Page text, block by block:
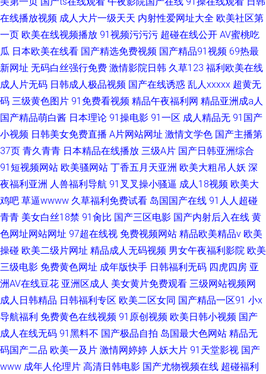
在线播放视频 成人大片一级天天 内射性爱网址大全 欧美社区第
一页 欧美在线视频播放 91视频污污污 超碰在线公开 AV蜜桃吃
瓜 日本欧美在线看 国产精选免费视频 国产精品91视频 69热最
新网址 无码白丝强行免费 激情影院日韩 久草123 福利欧美在线
成人片无码 日韩成人极品视频 国产在线诱惑 乱人xxxxx 超黄无
码 三级黄色图片 91免费看视频 精品午夜福利网 精品亚洲成a人
国产精品萌白酱 日本理论 91操电影 91一区 成人精品无 91国产
小视频 日韩美女免费直播 A片网站网址 激情文学色 国产主播第
37页 青久青青 日本精品在线播放 三级A片 国产日韩亚洲综合
91短视频网站 欧美骚网站 丁香五月天亚洲 欧美大粗吊人妖 深
夜福利亚洲 人兽福利导航 91叉叉操小骚逼 成人18视频 欧美大
鸡吧 草逼wwww 久草福利免费试看 岛国国产在线 91人人超碰
青青 美女白丝18禁 91肏比 国产三区电影 国产内射后入在线 黄
色网址网站网址 97超在线视 免费视频网站 精品欧美精品v 欧美
操碰 欧美二级片网址 精品成人无码视频 男女午夜福利影院 欧美
三级电影 免费黄色网址 成年版快手 日韩福利无码 四虎四房 亚
洲AV在线豆花 亚洲区成人 美女黄片免费观看 三级网站视频网
成人日韩精品 日韩福利专区 欧美二区女同 国产精品一区91 小x
导航福利 免费黄色在线视频 91原创视频 欧美日韩小视频 国产
成人在线无码 91黑料不 国产极品自拍 岛国最大色网站 精品无
码国产二品 欧美一及片 激情网婷婷 人妖大片 91天堂影视 国产
www 成年人伦理片 高清日韩电影 国产尤物视频在线 超碰福利